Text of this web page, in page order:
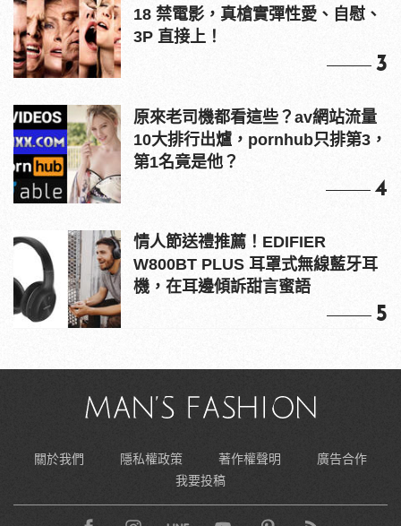
18 禁電影，真槍實彈性愛、自慰、
3P 直接上！
3
原來老司機都看這些？av網站流量
10大排行出爐，pornhub只排第3，
第1名竟是他？
4
情人節送禮推薦！EDIFIER
W800BT PLUS 耳罩式無線藍牙耳
機，在耳邊傾訴甜言蜜語
5
關於我們 隱私權政策 著作權聲明
廣告合作
我要投稿